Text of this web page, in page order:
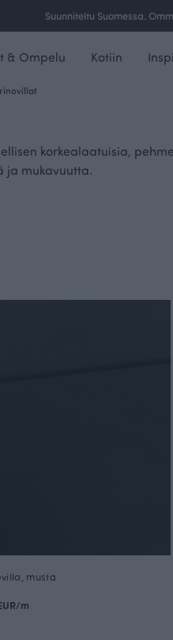
Suunniteltu Suomessa.
& Ompelu Kotiin
korkealaatuisia,
ja mukavuutta.
musta
m